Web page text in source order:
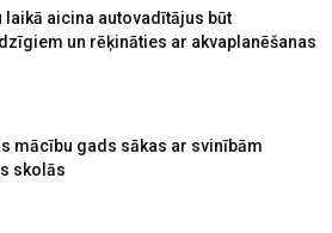
laikā aicina autovadītājus būt
un rēķināties ar akvaplanēšanas
mācību gads sākas ar svinībām
skolās